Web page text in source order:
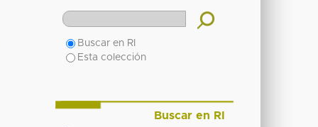
Buscar en RI
Esta colección
Buscar en RI